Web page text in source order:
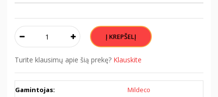
Turite klausimų apie šią prekę? Klauskite
Gamintojas: Mildeco